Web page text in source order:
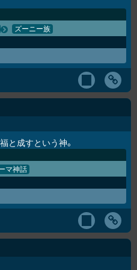
ズーニー族
と成すという神。
マ神話